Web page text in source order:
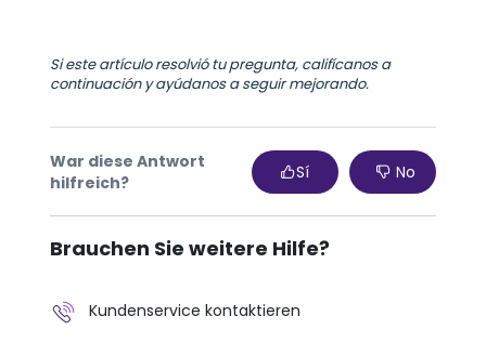
Si este artículo resolvió tu pregunta, califícanos a
continuación y ayúdanos a seguir mejorando.
War diese Antwort
hilfreich?
Sí No
Brauchen Sie weitere Hilfe?
Kundenservice kontaktieren